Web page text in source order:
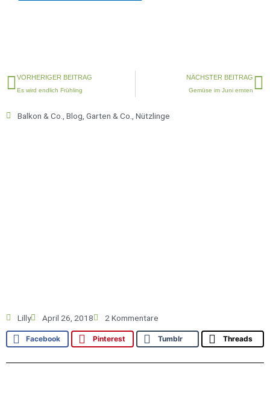
Zurück
VORHERIGER BEITRAG
Es wird endlich Frühling
NÄCHSTER BEITRAG
Gemüse im Juni ernten
Balkon & Co. Blog Garten & Co. Nützlinge
Lilly April 26, 2018 2 Kommentare
Facebook Pinterest Tumblr Threads